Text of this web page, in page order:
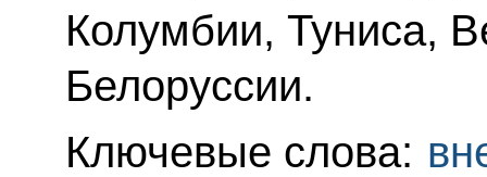
Колумбии, Туниса,
Белоруссии.
Ключевые слова: